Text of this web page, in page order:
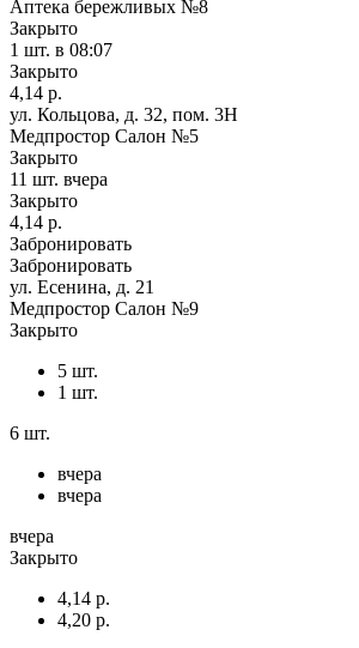
Аптека бережливых №8
Закрыто
1 шт. в 08:07
Закрыто
4,14 р.
ул. Кольцова, д. 32, пом. 3Н
Медпростор Салон №5
Закрыто
11 шт. вчера
Закрыто
4,14 р.
Забронировать
Забронировать
ул. Есенина, д. 21
Медпростор Салон №9
Закрыто
5 шт.
1 шт.
6 шт.
вчера
вчера
вчера
Закрыто
4,14 р.
4,20 р.